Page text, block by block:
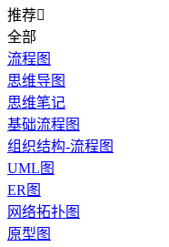
推荐
全部
流程图
思维导图
思维笔记
基础流程图
组织结构-流程图
UML图
ER图
网络拓扑图
原型图